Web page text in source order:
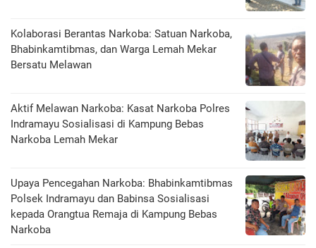
Kolaborasi Berantas Narkoba: Satuan Narkoba,
Bhabinkamtibmas, dan Warga Lemah Mekar
Bersatu Melawan
Aktif Melawan Narkoba: Kasat Narkoba Polres
Indramayu Sosialisasi di Kampung Bebas
Narkoba Lemah Mekar
Upaya Pencegahan Narkoba: Bhabinkamtibmas
Polsek Indramayu dan Babinsa Sosialisasi
kepada Orangtua Remaja di Kampung Bebas
Narkoba